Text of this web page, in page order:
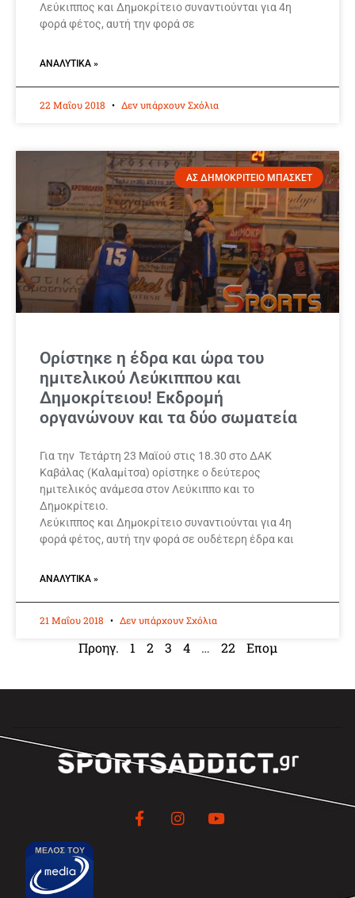
Λεύκιππος και Δημοκρίτειο συναντιούνται για 4η
φορά φέτος, αυτή την φορά σε
ΑΝΑΛΥΤΙΚΆ »
22 Μαΐου 2018 Δεν υπάρχουν Σχόλια
ΑΣ ΔΗΜΟΚΡΙΤΕΙΟ ΜΠΑΣΚΕΤ
Ορίστηκε η έδρα και ώρα του
ημιτελικού Λεύκιππου και
Δημοκρίτειου! Εκδρομή
οργανώνουν και τα δύο σωματεία
Για την Τετάρτη 23 Μαϊού στις 18.30 στο ΔΑΚ
Καβάλας (Καλαμίτσα) ορίστηκε ο δεύτερος
ημιτελικός ανάμεσα στον Λεύκιππο και το
Δημοκρίτειο.
Λεύκιππος και Δημοκρίτειο συναντιούνται για 4η
φορά φέτος, αυτή την φορά σε ουδέτερη έδρα και
ΑΝΑΛΥΤΙΚΆ »
21 Μαΐου 2018 Δεν υπάρχουν Σχόλια
Προηγ. 1 2 3 4 … 22 Επομ